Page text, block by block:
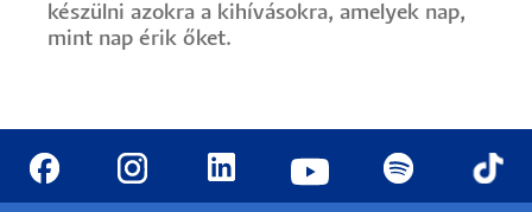
készülni azokra a kihívásokra, amelyek nap,
mint nap érik őket.